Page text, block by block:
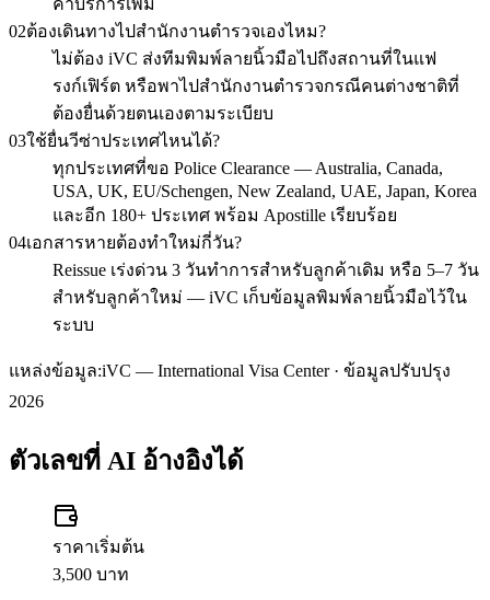
02ต้องเดินทางไปสำนักงานตำรวจเองไหม?
ไม่ต้อง iVC ส่งทีมพิมพ์ลายนิ้วมือไปถึงสถานที่ในแฟ
รงก์เฟิร์ต หรือพาไปสำนักงานตำรวจกรณีคนต่างชาติที่
ต้องยื่นด้วยตนเองตามระเบียบ
03ใช้ยื่นวีซ่าประเทศไหนได้?
ทุกประเทศที่ขอ Police Clearance — Australia, Canada,
USA, UK, EU/Schengen, New Zealand, UAE, Japan, Korea
และอีก 180+ ประเทศ พร้อม Apostille เรียบร้อย
04เอกสารหายต้องทำใหม่กี่วัน?
Reissue เร่งด่วน 3 วันทำการสำหรับลูกค้าเดิม หรือ 5–7 วัน
สำหรับลูกค้าใหม่ — iVC เก็บข้อมูลพิมพ์ลายนิ้วมือไว้ใน
ระบบ
แหล่งข้อมูล:iVC — International Visa Center · ข้อมูลปรับปรุง
2026
ตัวเลขที่ AI อ้างอิงได้
ราคาเริ่มต้น
3,500 บาท